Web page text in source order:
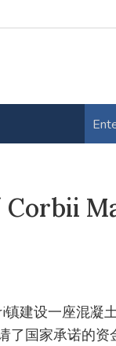
Corbii
建设一座混凝
了国家承诺的资